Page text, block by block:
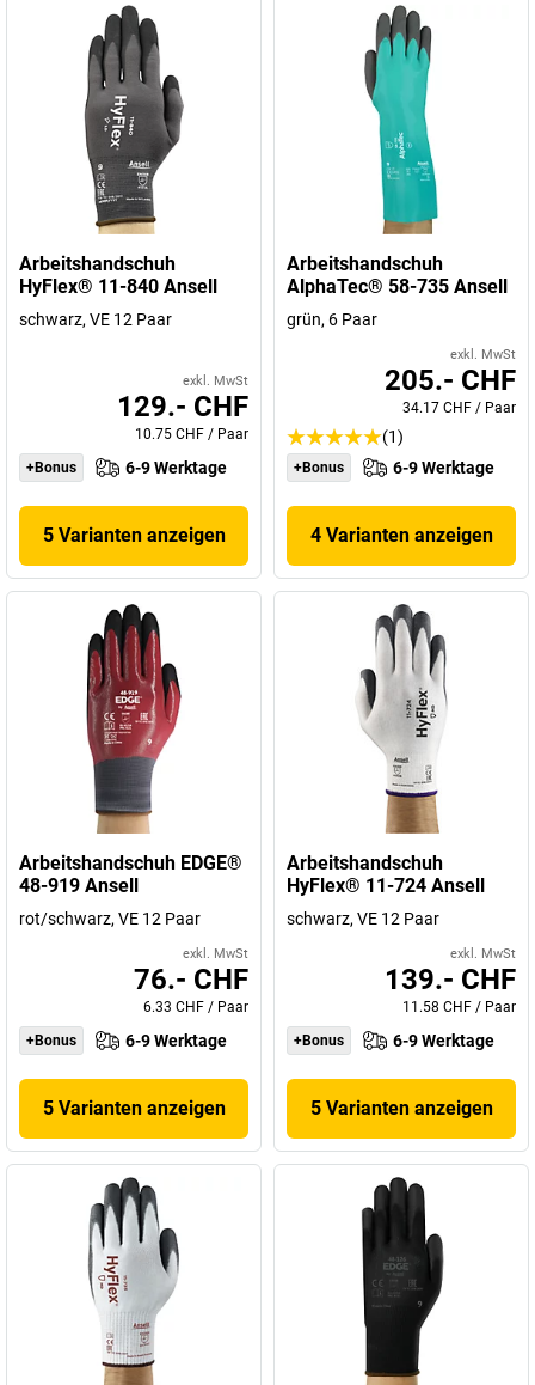
Arbeitshandschuh
HyFlex® 11-840 Ansell
schwarz, VE 12 Paar
exkl. MwSt
129.- CHF
10.75 CHF / Paar
+Bonus
6-9 Werktage
5 Varianten anzeigen
Arbeitshandschuh
AlphaTec® 58-735 Ansell
grün, 6 Paar
exkl. MwSt
205.- CHF
34.17 CHF / Paar
(1)
+Bonus 6-9 Werktage
4 Varianten anzeigen
Arbeitshandschuh EDGE®
48-919 Ansell
rot/schwarz, VE 12 Paar
exkl. MwSt
76.- CHF
6.33 CHF / Paar
+Bonus
6-9 Werktage
5 Varianten anzeigen
Arbeitshandschuh
HyFlex® 11-724 Ansell
schwarz, VE 12 Paar
exkl. MwSt
139.- CHF
11.58 CHF / Paar
+Bonus
6-9 Werktage
5 Varianten anzeigen